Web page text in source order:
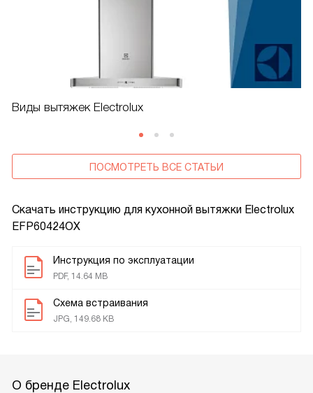
Скачать инструкцию для кухонной вытяжки Electrolux
EFP60424OX
Инструкция по эксплуатации
PDF, 14.64 MB
Схема встраивания
JPG, 149.68 KB
Виды вытяжек Electrolux
ПОСМОТРЕТЬ ВСЕ СТАТЬИ
О бренде Electrolux